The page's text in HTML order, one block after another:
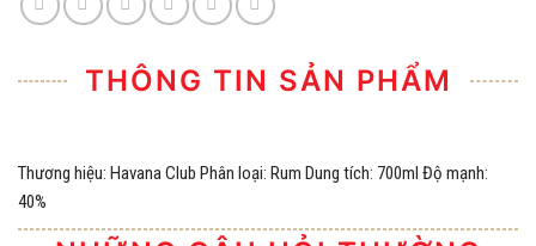
THÔNG TIN SẢN PHẨM
Thương hiệu: Havana Club Phân loại: Rum Dung tích: 700ml Độ mạnh:
40%